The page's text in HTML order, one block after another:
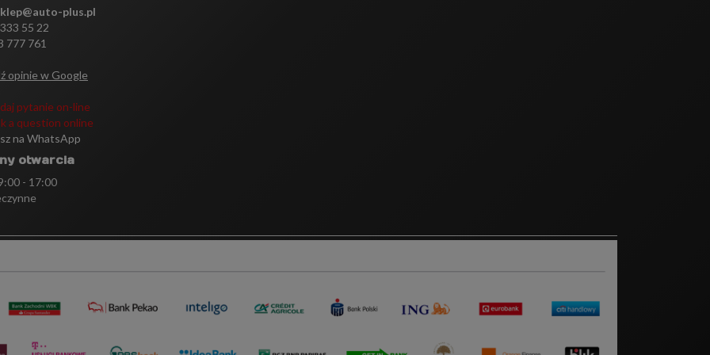
plus.pl
55 22
777 761
opinie w Google
pytanie on-line
a question online
na WhatsApp
otwarcia
- 17:00